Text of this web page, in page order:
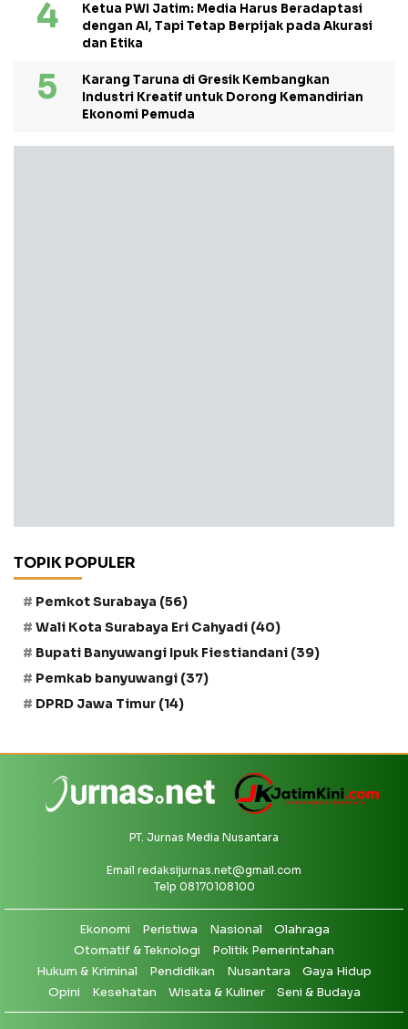
Ketua PWI Jatim: Media Harus Beradaptasi
dengan AI, Tapi Tetap Berpijak pada Akurasi
dan Etika
Karang Taruna di Gresik Kembangkan
Industri Kreatif untuk Dorong Kemandirian
Ekonomi Pemuda
TOPIK POPULER
Pemkot Surabaya (56)
Wali Kota Surabaya Eri Cahyadi (40)
Bupati Banyuwangi Ipuk Fiestiandani (39)
Pemkab banyuwangi (37)
DPRD Jawa Timur (14)
PT. Jurnas Media Nusantara
Email redaksijurnas.net@gmail.com
Telp 08170108100
Ekonomi Peristiwa Nasional
Olahraga
Otomatif & Teknologi
Politik Pemerintahan
Hukum & Kriminal
Pendidikan Nusantara
Gaya Hidup
Opini
Kesehatan Wisata & Kuliner Seni & Budaya